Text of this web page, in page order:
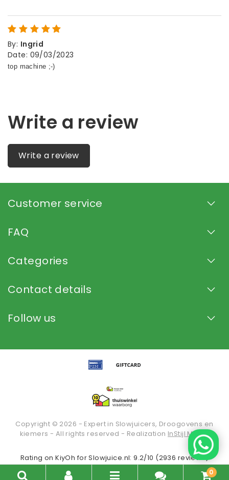
By: Ingrid
Date: 09/03/2023
Write a review
Write a review
Customer service
FAQ
Categories
Contact details
Follow us
Copyright © 2026 - Expert in Slowjuicers, Droogovens en
kiemers - All rights reserved - Realization InStijl Media
0
Rating onKiyOh for Slowjuice.nl: 9.2/10 (2936 reviews)